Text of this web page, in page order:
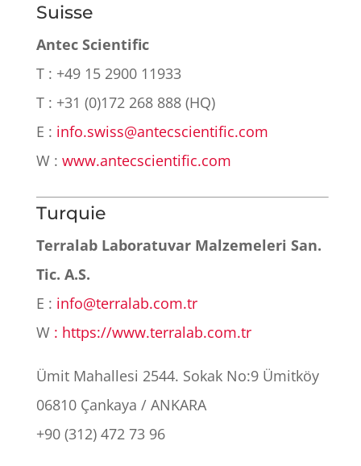
Suisse
Antec Scientific
T : +49 15 2900 11933
T : +31 (0)172 268 888 (HQ)
E : info.swiss@antecscientific.com
W : www.antecscientific.com
Turquie
Terralab Laboratuvar Malzemeleri San.
Tic. A.S.
E : info@terralab.com.tr
W : https://www.terralab.com.tr
Ümit Mahallesi 2544. Sokak No:9 Ümitköy
06810 Çankaya / ANKARA
+90 (312) 472 73 96